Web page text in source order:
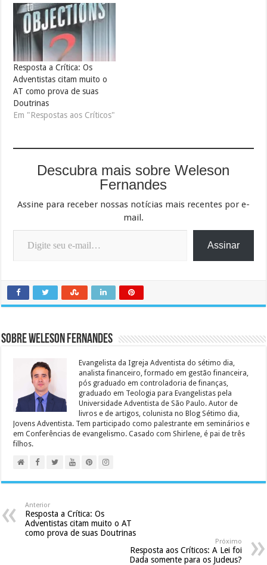
Resposta a Crítica: Os
Adventistas citam muito o
AT como prova de suas
Doutrinas
Em "Respostas aos Críticos"
Descubra mais sobre Weleson
Fernandes
Assine para receber nossas notícias mais recentes por e-
mail.
Digite seu e-mail…
Assinar
Sobre Weleson Fernandes
Evangelista da Igreja Adventista do sétimo dia,
analista financeiro, formado em gestão financeira,
pós graduado em controladoria de finanças,
graduado em Teologia para Evangelistas pela
Universidade Adventista de São Paulo. Autor de
livros e de artigos, colunista no Blog Sétimo dia,
Jovens Adventista. Tem participado como palestrante em seminários e
em Conferências de evangelismo. Casado com Shirlene, é pai de três
filhos.
Anterior
Resposta a Crítica: Os
Adventistas citam muito o AT
como prova de suas Doutrinas
Próximo
Resposta aos Críticos: A Lei foi
Dada somente para os Judeus?